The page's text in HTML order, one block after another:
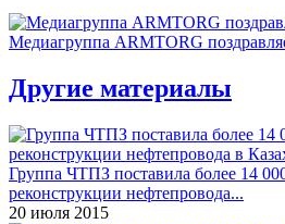
Медиагруппа ARMTORG
Другие материалы
Группа ЧТПЗ поставила более 14
реконструкции нефтепровода...
20 июля 2015